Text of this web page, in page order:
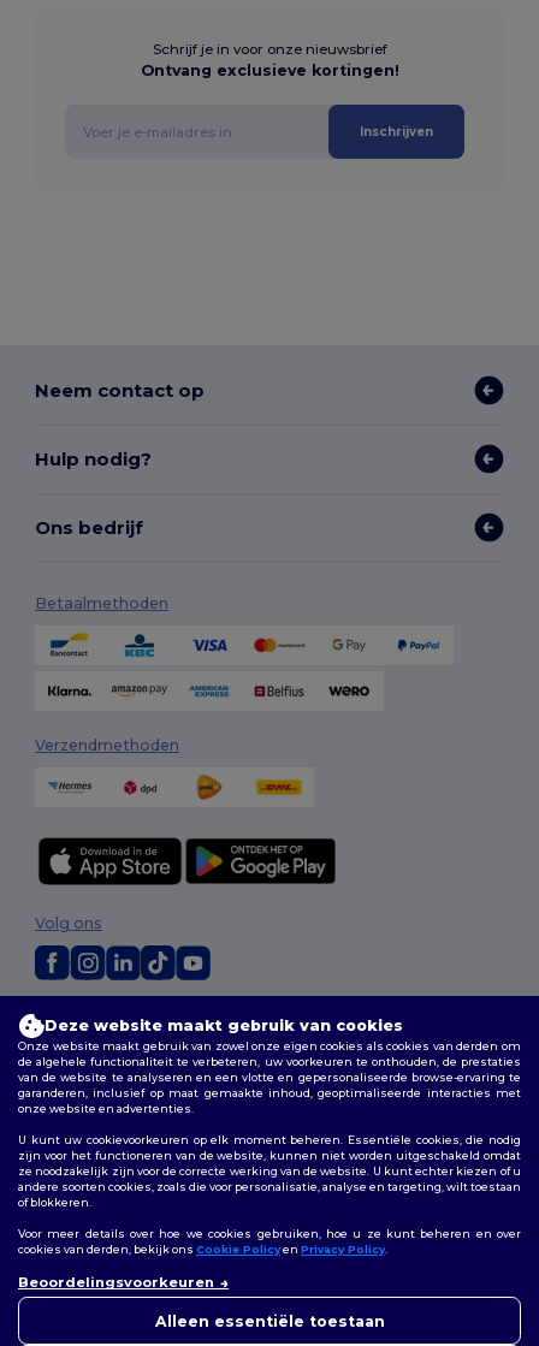
Schrijf je in voor onze nieuwsbrief
Ontvang exclusieve kortingen!
Inschrijven
Neem contact op
Hulp nodig?
Ons bedrijf
Betaalmethoden
Verzendmethoden
Algemene voorwaarden| Aanpassingsbeleid Privacybeleid
Cookiebeleid|Sitemap
Volg ons
Bruxelles |Anvers |Mortsel
Deze website maakt gebruik van cookies
Onze website maakt gebruik van zowel onze eigen cookies als cookies van derden om
de algehele functionaliteit te verbeteren, uw voorkeuren te onthouden, de prestaties
van de website te analyseren en een vlotte en gepersonaliseerde browse-ervaring te
garanderen, inclusief op maat gemaakte inhoud, geoptimaliseerde interacties met
onze website en advertenties.
U kunt uw cookievoorkeuren op elk moment beheren. Essentiële cookies, die nodig
zijn voor het functioneren van de website, kunnen niet worden uitgeschakeld omdat
ze noodzakelijk zijn voor de correcte werking van de website. U kunt echter kiezen of u
andere soorten cookies, zoals die voor personalisatie, analyse en targeting, wilt toestaan
of blokkeren.
Voor meer details over hoe we cookies gebruiken, hoe u ze kunt beheren en over
cookies van derden, bekijk ons Cookie Policyen Privacy Policy.
Beoordelingsvoorkeuren
Alleen essentiële toestaan
moment contact met ons